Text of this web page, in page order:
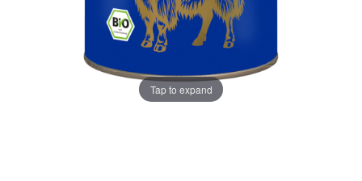
Tap to expand